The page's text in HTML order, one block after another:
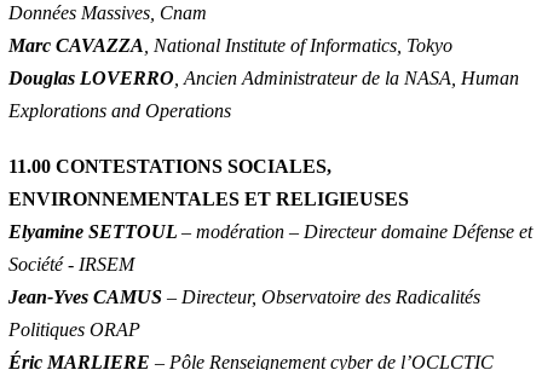
Données Massives, Cnam
Marc CAVAZZA , National Institute of Informatics, Tokyo
Douglas LOVERRO , Ancien Administrateur de la NASA, Human
Explorations and Operations
11.00 CONTESTATIONS SOCIALES,
ENVIRONNEMENTALES ET RELIGIEUSES
Elyamine SETTOUL – modération – Directeur domaine Défense et
Société - IRSEM
Jean-Yves CAMUS – Directeur, Observatoire des Radicalités
Politiques ORAP
Éric MARLIERE – Pôle Renseignement cyber de l’OCLCTIC